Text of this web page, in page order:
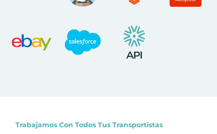
Trabajamos Con Todos Tus Transportistas